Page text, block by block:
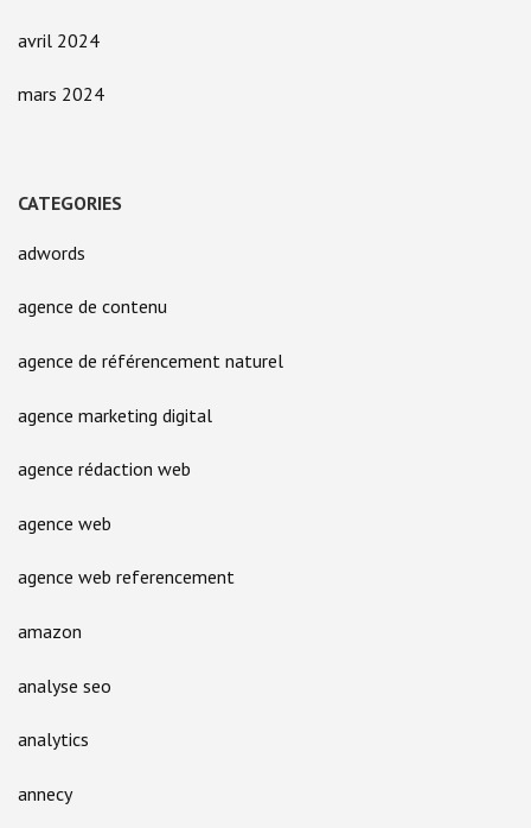
avril 2024
mars 2024
CATEGORIES
adwords
agence de contenu
agence de référencement naturel
agence marketing digital
agence rédaction web
agence web
agence web referencement
amazon
analyse seo
analytics
annecy